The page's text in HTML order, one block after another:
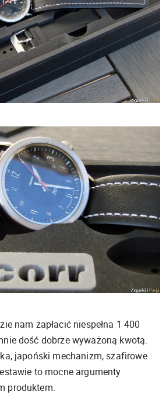
nam zapłacić niespełna 1 400
dość dobrze wyważoną kwotą.
japoński mechanizm, szafirowe
to mocne argumenty
produktem.